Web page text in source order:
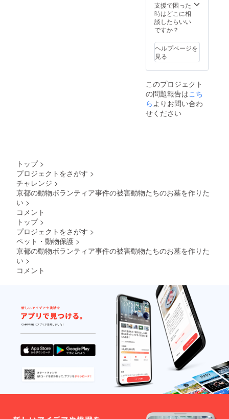
支援で困った
時はどこに相
談したらいい
ですか？
ヘルプページを
見る
このプロジェクト
の問題報告はこち
らよりお問い合わ
せください
トップ >
プロジェクトをさがす >
チャレンジ >
京都の動物ボランティア事件の被害動物たちのお墓を作りた
い >
コメント
トップ >
プロジェクトをさがす >
ペット・動物保護 >
京都の動物ボランティア事件の被害動物たちのお墓を作りた
い >
コメント